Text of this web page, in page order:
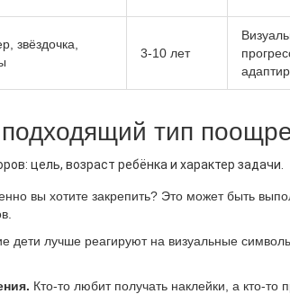
звёздочка,
3‑10 лет
подходящий тип
цель, возраст ребёнка и характер задачи.
вы хотите закрепить? Это может быть
дети лучше реагируют на визуальные
Кто-то любит получать наклейки, а кто-то